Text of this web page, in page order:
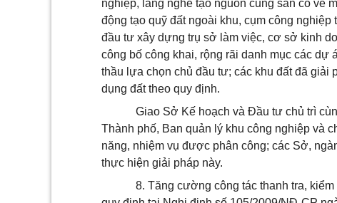
nghiệp, làng nghề tạo nguồn cung sẵn có về
động tạo quỹ đất ngoài khu, cụm công
đầu tư xây dựng trụ sở làm việc, cơ sở kinh
công bố công khai, rộng rãi danh mục các dự
thầu lựa chọn chủ đầu tư; các khu đất đã giải
dụng đất theo quy định.
Giao Sở Kế hoạch và Đầu tư chủ trì
Thành phố, Ban quản lý khu công nghiệp và
năng, nhiệm vụ được phân công; các Sở,
thực hiện giải pháp này.
8. Tăng cường công tác thanh tra,